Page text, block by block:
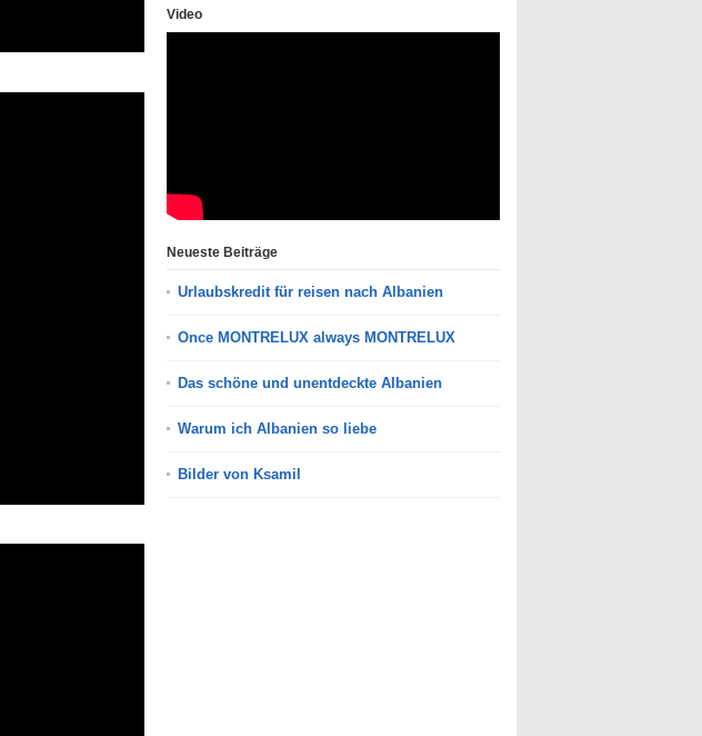
Video
Neueste Beiträge
Urlaubskredit für reisen nach Albanien
Once MONTRELUX always MONTRELUX
Das schöne und unentdeckte Albanien
Warum ich Albanien so liebe
Bilder von Ksamil